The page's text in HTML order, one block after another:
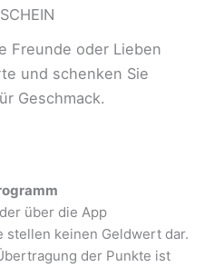
Freunde oder Lieben
und schenken Sie
Geschmack.
über die App
stellen keinen Geldwert dar.
der Punkte ist